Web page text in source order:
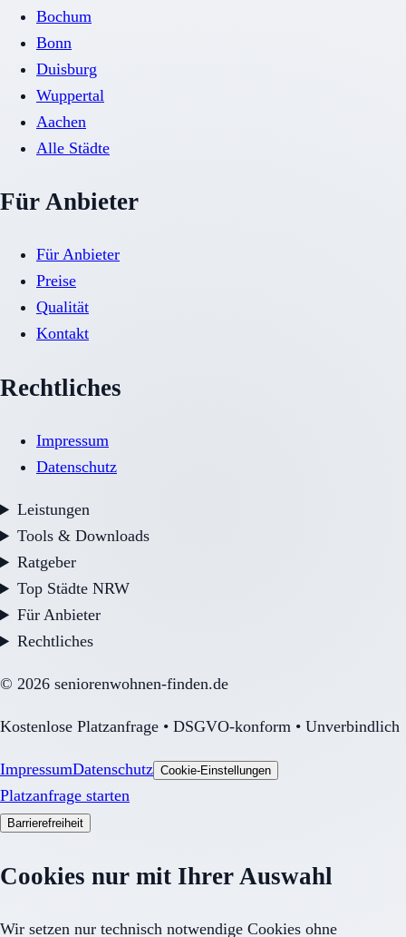
Bochum
Bonn
Duisburg
Wuppertal
Aachen
Alle Städte
Für Anbieter
Für Anbieter
Preise
Qualität
Kontakt
Rechtliches
Impressum
Datenschutz
Leistungen
Tools & Downloads
Ratgeber
Top Städte NRW
Für Anbieter
Rechtliches
© 2026 seniorenwohnen-finden.de
Kostenlose Platzanfrage • DSGVO-konform • Unverbindlich
ImpressumDatenschutz Cookie-Einstellungen
Platzanfrage starten
Barrierefreiheit
Cookies nur mit Ihrer Auswahl
Wir setzen nur technisch notwendige Cookies ohne